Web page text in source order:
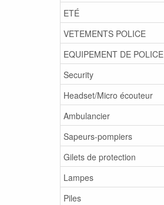
ETÉ
VETEMENTS POLICE
EQUIPEMENT DE POLICE
Security
Headset/Micro écouteur
Ambulancier
Sapeurs-pompiers
Gilets de protection
Lampes
Piles